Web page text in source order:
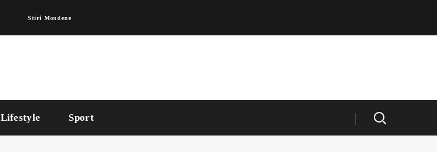
Stiri Mondene
Lifestyle Sport